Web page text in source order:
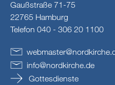
Gaußstraße 71-75
22765 Hamburg
Telefon 040 - 306 20 1100
webmaster@nordkirche.
info@nordkirche.de
Gottesdienste